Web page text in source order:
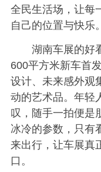
全民生活场，让每
自己的位置与快乐。
湖南车展的好
600平方米新车首
设计、未来感外观
动的艺术品。年轻
叹，随手一拍便是
冰冷的参数，只有
来出行，让车展真
口。